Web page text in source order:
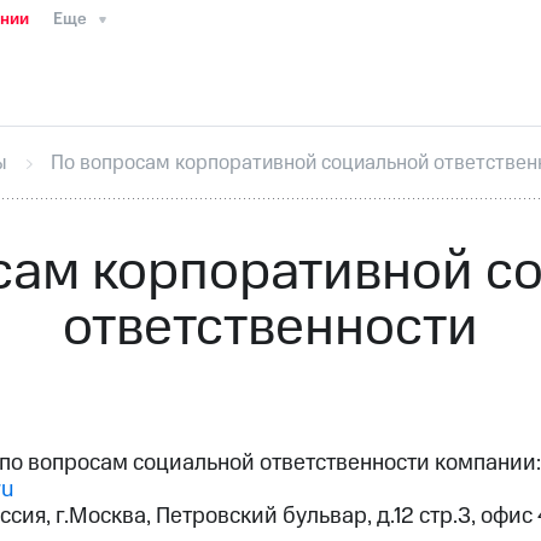
Еще
ИнтервьюФинансовая отчетность
секретарьРаскрытие информации
кабинет акционераАкционерный капитал
именных облигаций Другое
По вопросам корпоративной социальной
корпоративной
ответственности
вопросам социальной ответственности компании:
г.Москва, Петровский бульвар, д.12 стр.3,